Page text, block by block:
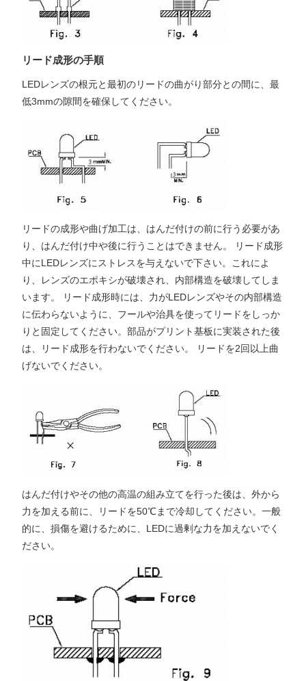
リード成形の手順
LEDレンズの根元と最初のリードの曲がり部分との間に、最
低3mmの隙間を確保してください。
リードの成形や曲げ加工は、はんだ付けの前に行う必要があ
り、はんだ付け中や後に行うことはできません。 リード成形
中にLEDレンズにストレスを与えないで下さい。これによ
り、レンズのエポキシが破壊され、内部構造を破壊してしま
います。 リード成形時には、力がLEDレンズやその内部構造
に伝わらないように、フールや治具を使ってリードをしっか
りと固定してください。部品がプリント基板に実装された後
は、リード成形を行わないでください。 リードを2回以上曲
げないでください。
はんだ付けやその他の高温の組み立てを行った後は、外から
力を加える前に、リードを50℃まで冷却してください。一般
的に、損傷を避けるために、LEDに過剰な力を加えないでく
ださい。